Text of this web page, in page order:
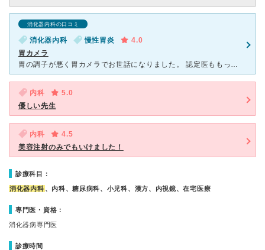
消化器内科の口コミ
消化器内科 慢性胃炎
4.0
胃カメラ
胃の調子が悪く胃カメラでお世話になりました。 認定医ももっている先生はあまりおらず、気の弱そうな先生ですが、しっかりと検査してくださいました。 寝ている間に終わるように鎮静をかけてもらえるし、鼻か
内科
5.0
優しい先生
内科
4.5
美容注射のみでもいけました！
診療科目：
消化器内科 、内科、糖尿病科、小児科、漢方、内視鏡、在宅医療
専門医・資格：
消化器病専門医
診療時間